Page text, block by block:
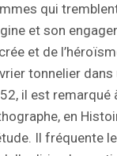
qui
et son
et de
tonnelier dans
il est remarqué
en
Il fréquente